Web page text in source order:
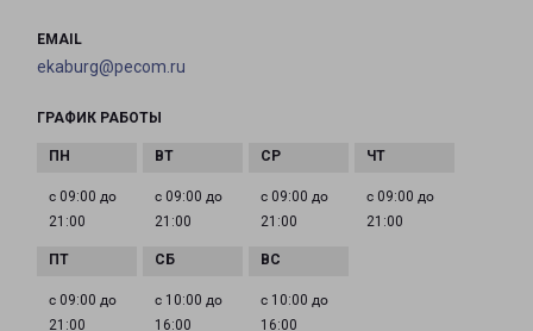
EMAIL
ekaburg@pecom.ru
ГРАФИК РАБОТЫ
с 09:00 до
21:00
с 09:00 до
21:00
с 09:00 до
21:00
с 09:00 до
21:00
с 09:00 до
21:00
с 10:00 до
16:00
с 10:00 до
16:00